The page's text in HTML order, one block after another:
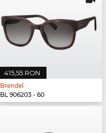
415,55 RON
Brendel
BL 906203 - 60